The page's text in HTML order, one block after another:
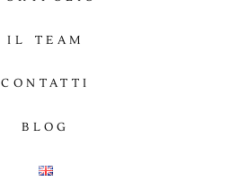
IL TEAM
CONTATTI
BLOG